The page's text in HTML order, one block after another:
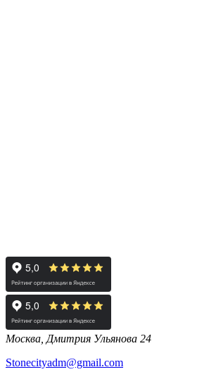
Москва, Дмитрия Ульянова 24
Stonecityadm@gmail.com